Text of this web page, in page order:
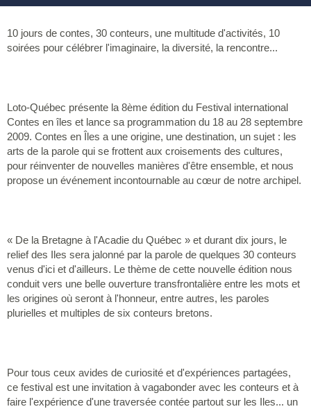
10 jours de contes, 30 conteurs, une multitude d'activités, 10
soirées pour célébrer l'imaginaire, la diversité, la rencontre...
Loto-Québec présente la 8ème édition du Festival international
Contes en îles et lance sa programmation du 18 au 28 septembre
2009. Contes en Îles a une origine, une destination, un sujet : les
arts de la parole qui se frottent aux croisements des cultures,
pour réinventer de nouvelles manières d'être ensemble, et nous
propose un événement incontournable au cœur de notre archipel.
« De la Bretagne à l'Acadie du Québec » et durant dix jours, le
relief des Iles sera jalonné par la parole de quelques 30 conteurs
venus d'ici et d'ailleurs. Le thème de cette nouvelle édition nous
conduit vers une belle ouverture transfrontalière entre les mots et
les origines où seront à l'honneur, entre autres, les paroles
plurielles et multiples de six conteurs bretons.
Pour tous ceux avides de curiosité et d'expériences partagées,
ce festival est une invitation à vagabonder avec les conteurs et à
faire l'expérience d'une traversée contée partout sur les Iles... un